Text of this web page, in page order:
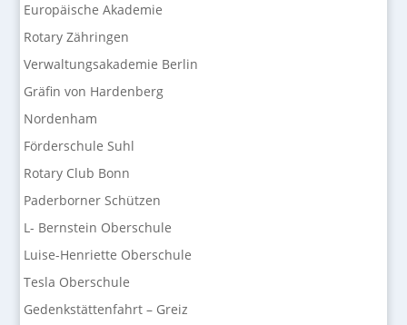
Europäische Akademie
Rotary Zähringen
Verwaltungsakademie Berlin
Gräfin von Hardenberg
Nordenham
Förderschule Suhl
Rotary Club Bonn
Paderborner Schützen
L- Bernstein Oberschule
Luise-Henriette Oberschule
Tesla Oberschule
Gedenkstättenfahrt – Greiz